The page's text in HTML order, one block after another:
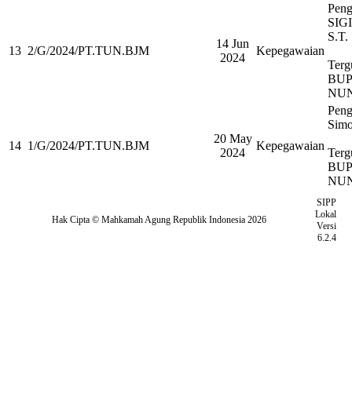
13 2/G/2024/PT.TUN.BJM
14 Jun
2024
Kepegawaian
S.T.
14 1/G/2024/PT.TUN.BJM
20 May
2024
Kepegawaian
Hak Cipta © Mahkamah Agung Republik Indonesia 2026
SIPP
Lokal
Versi
6.2.4